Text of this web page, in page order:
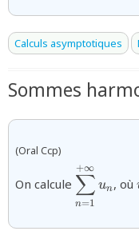
Calculs asymptotiques
Sommes
(Oral Ccp)
On calcule
n=1
∑
+∞
un , où